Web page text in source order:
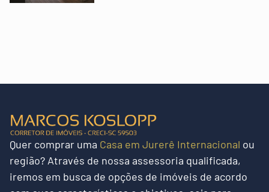
Quer comprar uma Casa em Jurerê Internacional ou
região? Através de nossa assessoria qualificada,
iremos em busca de opções de imóveis de acordo